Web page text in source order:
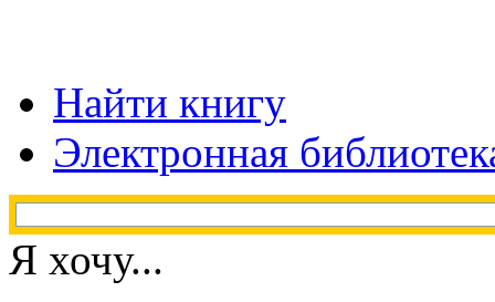
Найти книгу
Электронная
Я хочу...